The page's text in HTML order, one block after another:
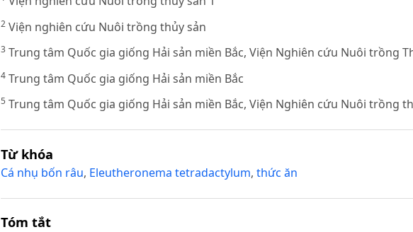
2 Viện nghiên cứu Nuôi trồng thủy sản
3 Trung tâm Quốc gia giống Hải sản miền Bắc, Viện Nghiên cứu Nuôi trồng
4 Trung tâm Quốc gia giống Hải sản miền Bắc
5 Trung tâm Quốc gia giống Hải sản miền Bắc, Viện Nghiên cứu Nuôi trồng
Từ khóa
Cá nhụ bốn râu, Eleutheronema tetradactylum,thức ăn
Tóm tắt